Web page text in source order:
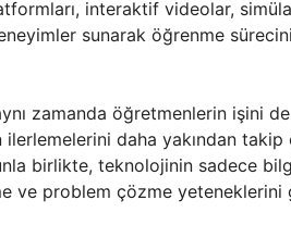
interaktif videolar,
sunarak öğrenme
zamanda öğretmenlerin işini
daha yakından
birlikte, teknolojinin sadece
ve problem çözme